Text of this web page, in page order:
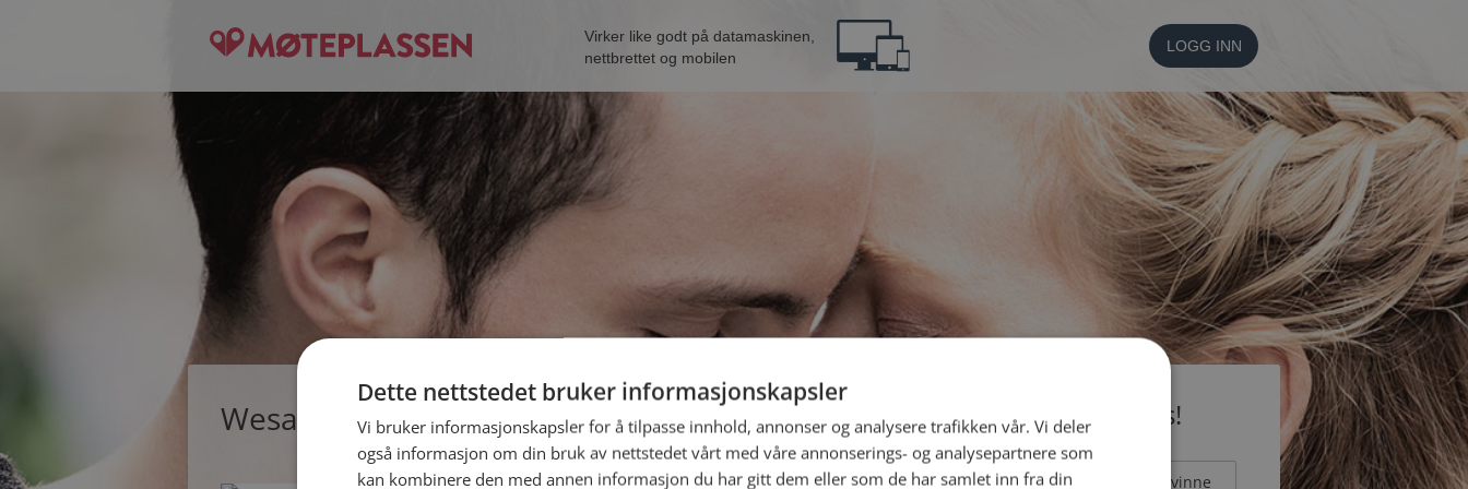
Virker like godt på datamaskinen,
nettbrettet og mobilen
LOGG INN
Wesam, single person fra Holmestrand Bli medlem gratis!
Jeg er en: Mann Kvinne
Dette nettstedet bruker informasjonskapsler
Vi bruker informasjonskapsler for å tilpasse innhold, annonser og analysere trafikken vår. Vi deler
også informasjon om din bruk av nettstedet vårt med våre annonserings- og analysepartnere som
kan kombinere den med annen informasjon du har gitt dem eller som de har samlet inn fra din